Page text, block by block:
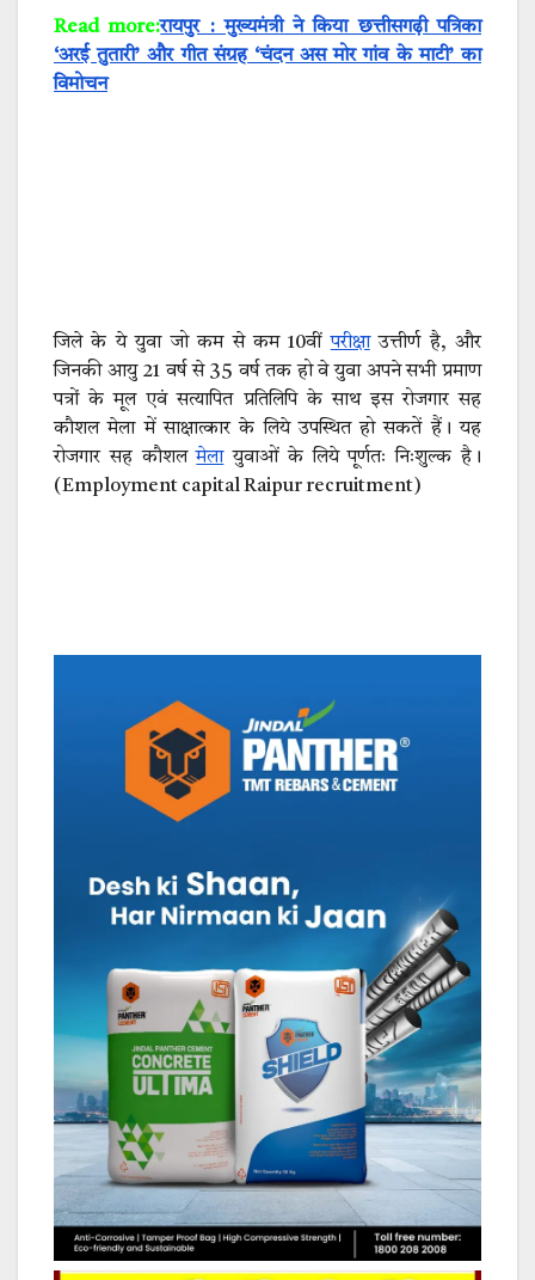
Read more:रायपुर : मुख्यमंत्री ने किया छत्तीसगढ़ी पत्रिका
‘अरई तुतारी’ और गीत संग्रह ‘चंदन अस मोर गांव के माटी’ का
विमोचन
जिले के ये युवा जो कम से कम 10वींपरीक्षाउत्तीर्ण है, और
जिनकी आयु 21 वर्ष से 35 वर्ष तक हो वे युवा अपने सभी प्रमाण
पत्रों के मूल एवं सत्यापित प्रतिलिपि के साथ इस रोजगार सह
कौशल मेला में साक्षात्कार के लिये उपस्थित हो सकतें हैं। यह
रोजगार सह कौशलमेलायुवाओं के लिये पूर्णतः निःशुल्क है।
(Employment capital Raipur recruitment)